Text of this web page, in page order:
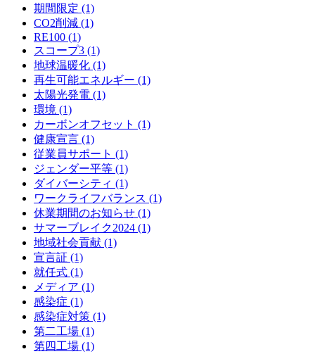
期間限定 (1)
CO2削減 (1)
RE100 (1)
スコープ3 (1)
地球温暖化 (1)
再生可能エネルギー (1)
太陽光発電 (1)
環境 (1)
カーボンオフセット (1)
健康宣言 (1)
従業員サポート (1)
ジェンダー平等 (1)
ダイバーシティ (1)
ワークライフバランス (1)
休業期間のお知らせ (1)
サマーブレイク2024 (1)
地域社会貢献 (1)
宣言証 (1)
就任式 (1)
メディア (1)
感染症 (1)
感染症対策 (1)
第二工場 (1)
第四工場 (1)